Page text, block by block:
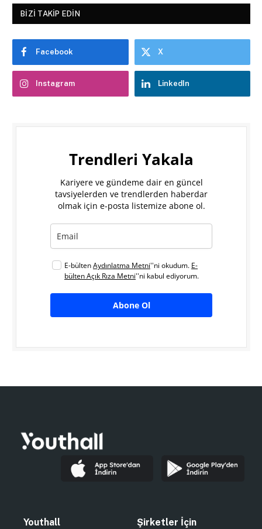
BIZI TAKIP EDIN
Facebook X
Instagram LinkedIn
Trendleri Yakala
Kariyere ve gündeme dair en güncel
tavsiyelerden ve trendlerden haberdar
olmak için e-posta listemize abone ol.
E-bültenAydınlatma Metni''ni okudum. E-
bülten Açık Rıza Metni''ni kabul ediyorum.
Abone Ol
Youthall Şirketler İçin